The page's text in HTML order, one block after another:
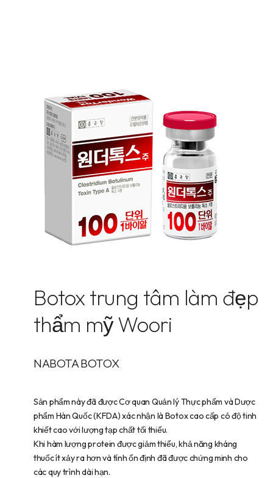
Botox trung tâm làm đẹp
thẩm mỹ Woori
NABOTA BOTOX
Sản phẩm này đã được Cơ quan Quản lý Thực phẩm và Dược
phẩm Hàn Quốc (KFDA) xác nhận là Botox cao cấp có độ tinh
khiết cao với lượng tạp chất tối thiểu.
Khi hàm lượng protein được giảm thiểu, khả năng kháng
thuốc ít xảy ra hơn và tính ổn định đã được chứng minh cho
các quy trình dài hạn.